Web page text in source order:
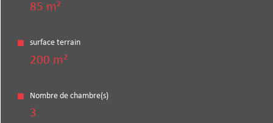
85 m²
surface terrain
200 m²
Nombre de chambre(s)
3